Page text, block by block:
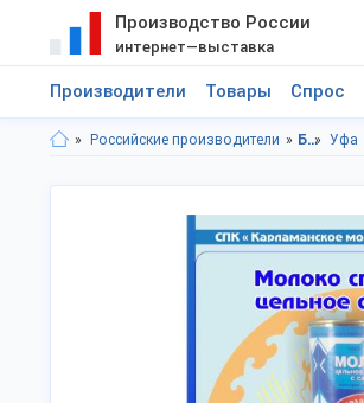
Производство России
интернет—выставка
Производители Товары Спрос
Российские производители Башкортостан респ. Уфа